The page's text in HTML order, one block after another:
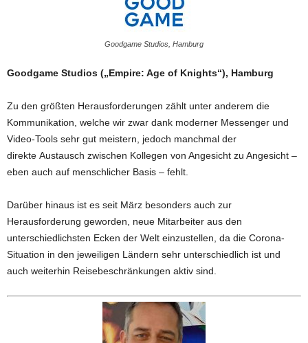
Goodgame Studios, Hamburg
Goodgame Studios („Empire: Age of Knights“), Hamburg
Zu den größten Herausforderungen zählt unter anderem die
Kommunikation, welche wir zwar dank moderner Messenger und
Video-Tools sehr gut meistern, jedoch manchmal der
direkte Austausch zwischen Kollegen von Angesicht zu Angesicht –
eben auch auf menschlicher Basis – fehlt.
Darüber hinaus ist es seit März besonders auch zur
Herausforderung geworden, neue Mitarbeiter aus den
unterschiedlichsten Ecken der Welt einzustellen, da die Corona-
Situation in den jeweiligen Ländern sehr unterschiedlich ist und
auch weiterhin Reisebeschränkungen aktiv sind.